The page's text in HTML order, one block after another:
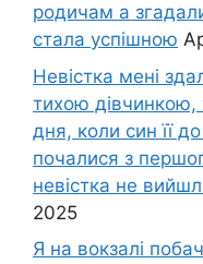
родичам а
стала успішною
Невістка мені
тихою дівчинкою,
дня, коли син її
почалися з
невістка не
2025
Я на вокзалі